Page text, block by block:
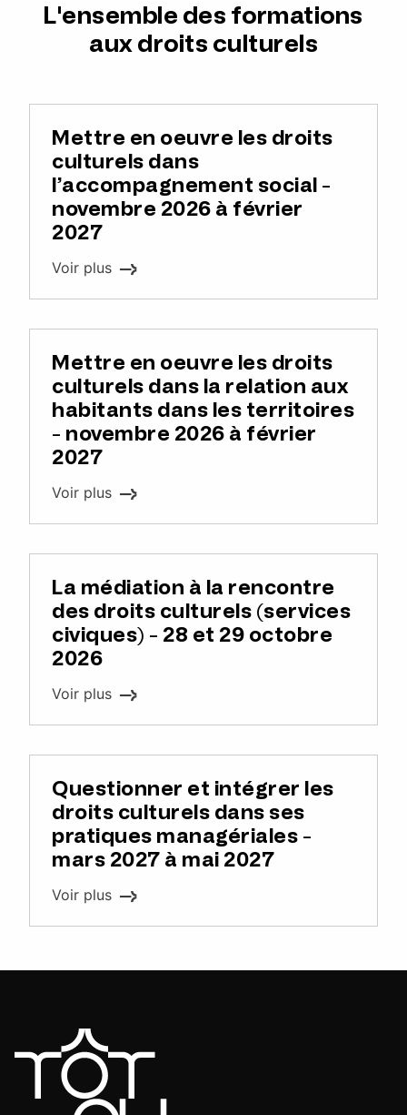
L'ensemble des formations
aux droits culturels
Mettre en oeuvre les droits
culturels dans
l’accompagnement social -
novembre 2026 à février
2027
Voir plus
Mettre en oeuvre les droits
culturels dans la relation aux
habitants dans les territoires
- novembre 2026 à février
2027
Voir plus
La médiation à la rencontre
des droits culturels (services
civiques) - 28 et 29 octobre
2026
Voir plus
Questionner et intégrer les
droits culturels dans ses
pratiques managériales -
mars 2027 à mai 2027
Voir plus